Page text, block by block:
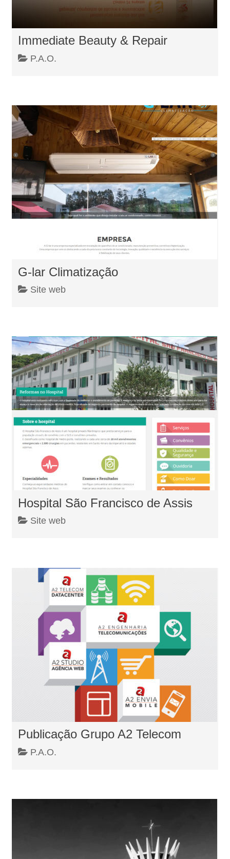
Immediate Beauty & Repair
P.A.O.
G-lar Climatização
Site web
Hospital São Francisco de Assis
Site web
Publicação Grupo A2 Telecom
P.A.O.